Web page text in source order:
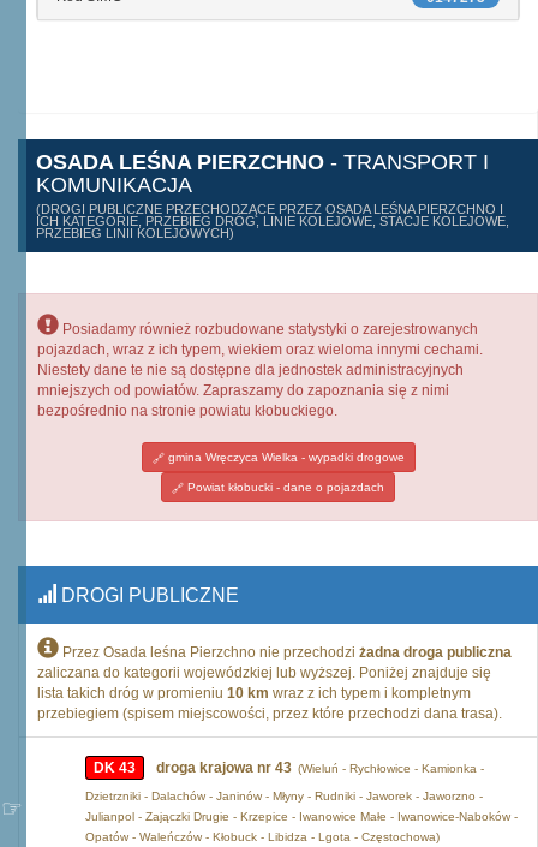
OSADA LEŚNA PIERZCHNO - TRANSPORT I
KOMUNIKACJA
(DROGI PUBLICZNE PRZECHODZĄCE PRZEZ OSADA LEŚNA PIERZCHNO I
ICH KATEGORIE, PRZEBIEG DRÓG, LINIE KOLEJOWE, STACJE KOLEJOWE,
PRZEBIEG LINII KOLEJOWYCH)
Posiadamy również rozbudowane statystyki o zarejestrowanych
pojazdach, wraz z ich typem, wiekiem oraz wieloma innymi cechami.
Niestety dane te nie są dostępne dla jednostek administracyjnych
mniejszych od powiatów. Zapraszamy do zapoznania się z nimi
bezpośrednio na stronie powiatu kłobuckiego.
gmina Wręczyca Wielka - wypadki drogowe
Powiat kłobucki - dane o pojazdach
DROGI PUBLICZNE
Przez Osada leśna Pierzchno nie przechodzi żadna droga publiczna
zaliczana do kategorii wojewódzkiej lub wyższej. Poniżej znajduje się
lista takich dróg w promieniu 10 km wraz z ich typem i kompletnym
przebiegiem (spisem miejscowości, przez które przechodzi dana trasa).
DK 43 droga krajowa nr 43 (Wieluń - Rychłowice - Kamionka -
Dzietrzniki - Dalachów - Janinów - Młyny - Rudniki - Jaworek - Jaworzno -
Julianpol - Zajączki Drugie - Krzepice - Iwanowice Małe - Iwanowice-Naboków -
Opatów - Waleńczów - Kłobuck - Libidza - Lgota - Częstochowa)